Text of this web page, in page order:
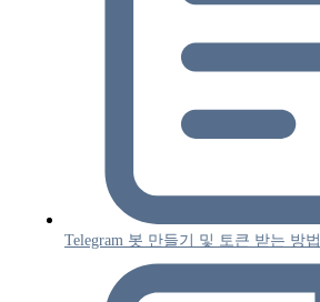
Telegram 봇 만들기 및 토큰 받는 방법